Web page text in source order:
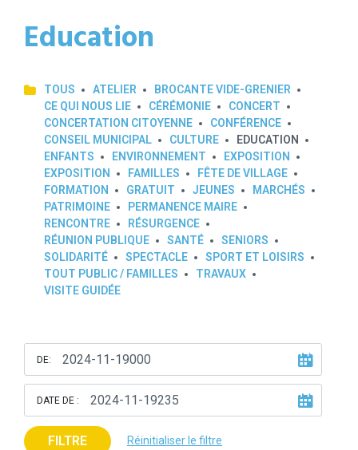
Education
TOUS ATELIER
BROCANTE VIDE-GRENIER
CE QUI NOUS LIE
CÉRÉMONIE
CONCERT
CONCERTATION CITOYENNE
CONFÉRENCE
CONSEIL MUNICIPAL
CULTURE
EDUCATION
ENFANTS
ENVIRONNEMENT
EXPOSITION
EXPOSITION
FAMILLES
FÊTE DE VILLAGE
FORMATION
GRATUIT JEUNES
MARCHÉS
PATRIMOINE
PERMANENCE MAIRE
RENCONTRE
RÉSURGENCE
RÉUNION PUBLIQUE
SANTÉ
SENIORS
SOLIDARITÉ
SPECTACLE
SPORT ET LOISIRS
TOUT PUBLIC / FAMILLES
TRAVAUX
VISITE GUIDÉE
DE:
DATE DE :
FILTRE Réinitialiser le filtre